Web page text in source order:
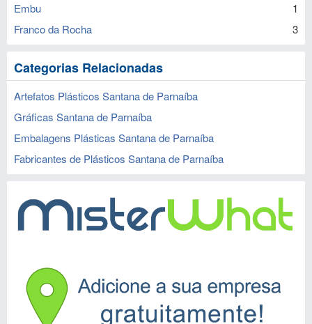
Embu
1
Franco da Rocha
3
Categorias Relacionadas
Artefatos Plásticos Santana de Parnaíba
Gráficas Santana de Parnaíba
Embalagens Plásticas Santana de Parnaíba
Fabricantes de Plásticos Santana de Parnaíba